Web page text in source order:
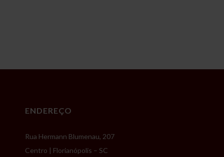
ENDEREÇO
Rua Hermann Blumenau, 207
Centro | Florianópolis – SC